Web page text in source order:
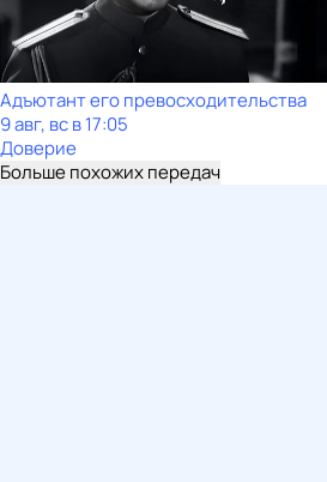
Адъютант его превосходительства
9 авг, вс в 17:05
Доверие
Больше похожих передач